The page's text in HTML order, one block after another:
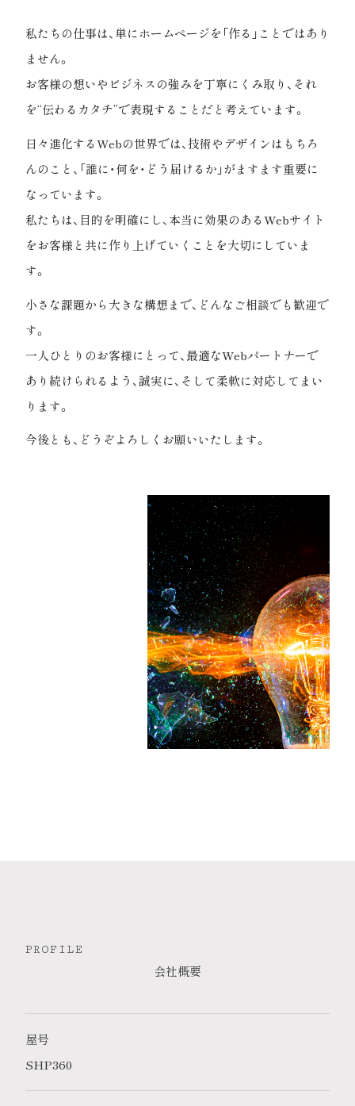
私たちの仕事は、単にホームページを「作る」ことではあり
ません。
お客様の想いやビジネスの強みを丁寧にくみ取り、それ
を“伝わるカタチ”で表現することだと考えています。
日々進化するWebの世界では、技術やデザインはもちろ
んのこと、「誰に・何を・どう届けるか」がますます重要に
なっています。
私たちは、目的を明確にし、本当に効果のあるWebサイト
をお客様と共に作り上げていくことを大切にしていま
す。
小さな課題から大きな構想まで、どんなご相談でも歓迎で
す。
一人ひとりのお客様にとって、最適なWebパートナーで
あり続けられるよう、誠実に、そして柔軟に対応してまい
ります。
今後とも、どうぞよろしくお願いいたします。
PROFILE
会社概要
屋号
SHP360